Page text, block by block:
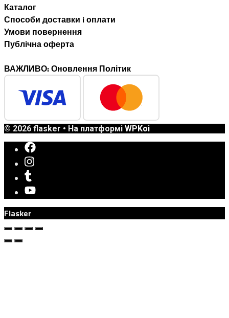
Каталог
Способи доставки i оплати
Умови повернення
Публічна оферта
ВАЖЛИВО: Оновлення Політик
© 2026 flasker • На платформі WPKoi
Flasker